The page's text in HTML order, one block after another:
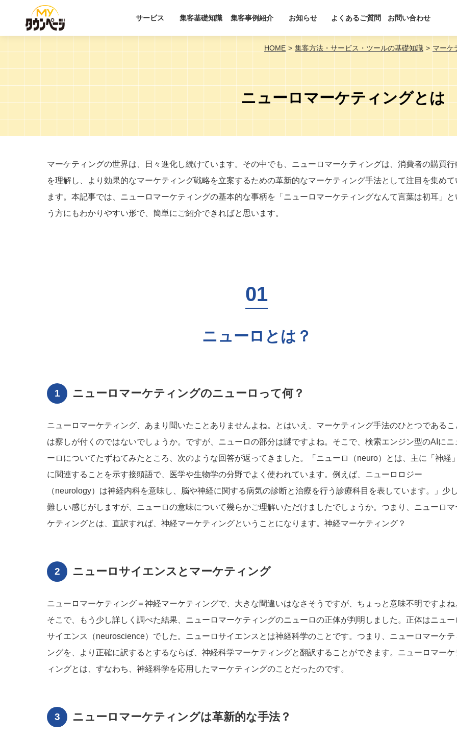
サービス 集客基礎知識 集客事例紹介 お知らせ よくあるご質問 お問い合わせ
HOME 集客方法・サービス・ツールの基礎知識 マーケ
ニューロマーケティングとは
マーケティングの世界は、日々進化し続けています。その中でも、ニューロマーケティングは、消費者の購買行
を理解し、より効果的なマーケティング戦略を立案するための革新的なマーケティング手法として注目を集めて
ます。本記事では、ニューロマーケティングの基本的な事柄を「ニューロマーケティングなんて言葉は初耳」と
う方にもわかりやすい形で、簡単にご紹介できればと思います。
ニューロとは？
ニューロマーケティングのニューロって何？
ニューロマーケティング、あまり聞いたことありませんよね。とはいえ、マーケティング手法のひとつであるこ
は察しが付くのではないでしょうか。ですが、ニューロの部分は謎ですよね。そこで、検索エンジン型のAIにニ
ーロについてたずねてみたところ、次のような回答が返ってきました。「ニューロ（neuro）とは、主に「神経」
に関連することを示す接頭語で、医学や生物学の分野でよく使われています。例えば、ニューロロジー
（neurology）は神経内科を意味し、脳や神経に関する病気の診断と治療を行う診療科目を表しています。」少し
難しい感じがしますが、ニューロの意味について幾らかご理解いただけましたでしょうか。つまり、ニューロマ
ケティングとは、直訳すれば、神経マーケティングということになります。神経マーケティング？
ニューロサイエンスとマーケティング
ニューロマーケティング＝神経マーケティングで、大きな間違いはなさそうですが、ちょっと意味不明ですよね
そこで、もう少し詳しく調べた結果、ニューロマーケティングのニューロの正体が判明しました。正体はニュー
サイエンス（neuroscience）でした。ニューロサイエンスとは神経科学のことです。つまり、ニューロマーケテ
ングを、より正確に訳するとするならば、神経科学マーケティングと翻訳することができます。ニューロマーケ
ィングとは、すなわち、神経科学を応用したマーケティングのことだったのです。
ニューロマーケティングは革新的な手法？